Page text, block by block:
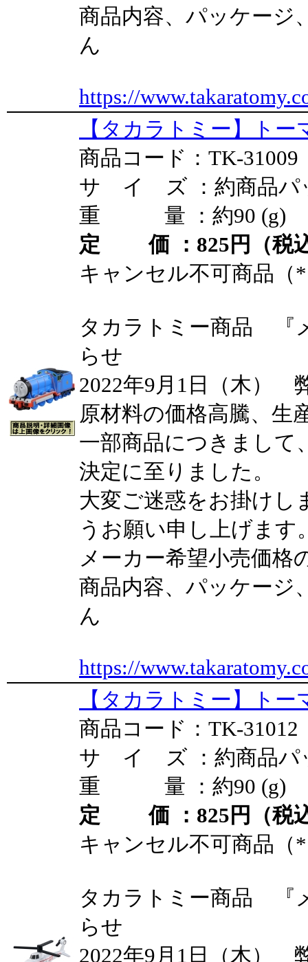
商品内容、パッケージ
ん
https://
【タカラトミー】ト
商品コード：TK-31009
サ イ ズ ：約商品パ
重 量 ：約90 (g)
定 価 ：825円（税
キャンセル不可商品（
タカラトミー商品 『
らせ
2022年9月1日（木）
原材料の価格高騰、生
一部商品につきまして
決定に至りました。
大変ご迷惑をお掛けし
うお願い申し上げます
メーカー希望小売価格
商品内容、パッケージ
ん
https://
【タカラトミー】ト
商品コード：TK-31012
サ イ ズ ：約商品パ
重 量 ：約90 (g)
定 価 ：825円（税
キャンセル不可商品（
タカラトミー商品 『
らせ
2022年9月1日（木）